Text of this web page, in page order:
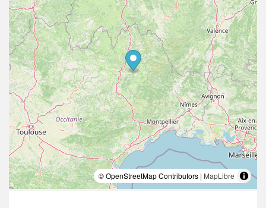
© OpenStreetMap Contributors | MapLibre